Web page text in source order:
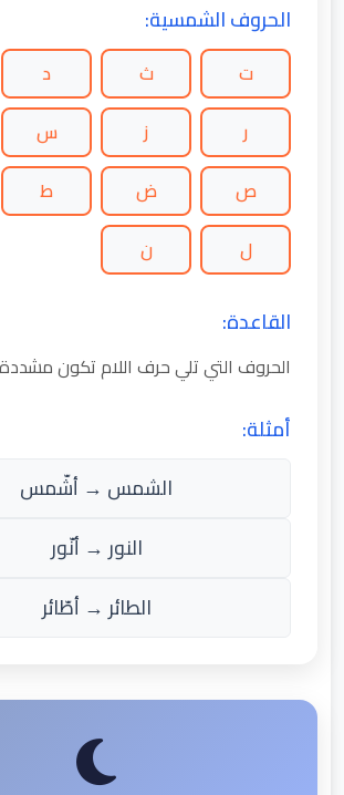
الحروف الشمسية:
ت ث د
ر
ز س
ص
ض ط
ل
ن
القاعدة:
الحروف التي تلي حرف اللام تكون مشددة
أمثلة:
الشمس → أشّمس
النور → أنّور
الطائر → أطّائر